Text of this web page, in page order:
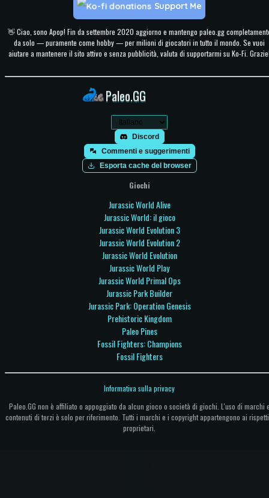
👋 Ciao, sono Apop! Fin da settembre 2020 aggiorno e mantengo paleo.gg
da solo — puramente come hobby — per milioni di giocatori in tutto il mondo. Se vuoi
aiutare a mantenere il sito attivo e senza pubblicità, valuta di supportarmi su Ko-Fi.
Support Me
Paleo.GG
Discord
Commenti e suggerimenti
Esporta cache del browser
Giochi
Jurassic World Alive
Jurassic World: il gioco
Jurassic World Evolution 3
Jurassic World Evolution 2
Jurassic World Evolution
Jurassic World Play
Jurassic World Primal Ops
Jurassic Park Builder
Jurassic Park: Operation Genesis
Prehistoric Kingdom
Paleo Pines
Fossil Fighters: Champions
Fossil Fighters
Paleo.GG non è affiliato o appoggiato da alcun gioco o società di giochi. L'uso di marchi
contenuti di terzi è solo per riferimento. Tutti i marchi e i copyright appartengono ai
proprietari.
Informativa sulla privacy